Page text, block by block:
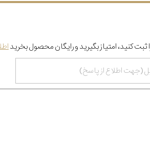
کنید، امتیاز بگیرید و رایگان محصول بخرید